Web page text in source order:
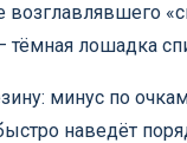
лошадка
минус по
наведёт